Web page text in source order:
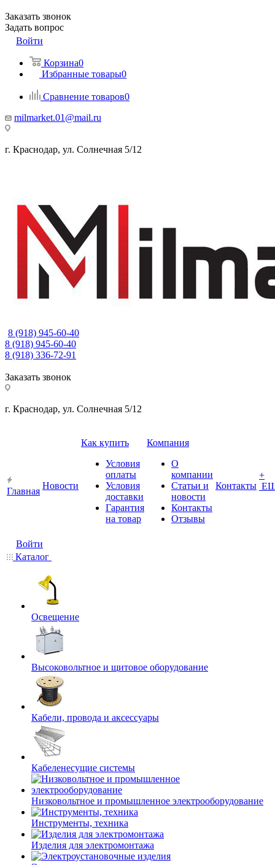
Заказать звонок
Задать вопрос
Войти
Корзина0
Избранные товары0
Сравнение товаров0
milmarket.01@mail.ru
г. Краснодар, ул. Солнечная 5/12
8 (918) 945-60-40
8 (918) 945-60-40
8 (918) 336-72-91
Заказать звонок
г. Краснодар, ул. Солнечная 5/12
Главная
Новости
Как купить
Условия
оплаты
Условия
доставки
Гарантия
на товар
Компания
О
компании
Статьи и
новости
Контакты
Отзывы
Контакты
+
Войти
Каталог
Освещение
Высоковольтное и щитовое оборудование
Кабели, провода и аксессуары
Кабеленесущие системы
Низковольтное и промышленное электрооборудование
Инструменты, техника
Изделия для электромонтажа